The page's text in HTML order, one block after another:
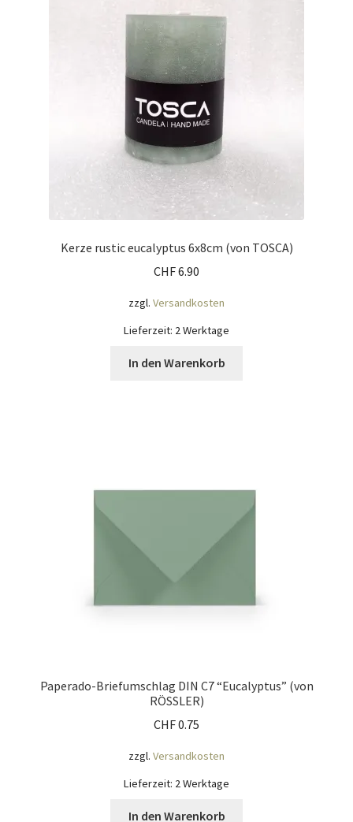
Kerze rustic eucalyptus 6x8cm (von TOSCA)
CHF6.90
zzgl. Versandkosten
Lieferzeit: 2 Werktage
In den Warenkorb
Paperado-Briefumschlag DIN C7 “Eucalyptus” (von
RÖSSLER)
CHF0.75
zzgl. Versandkosten
Lieferzeit: 2 Werktage
In den Warenkorb